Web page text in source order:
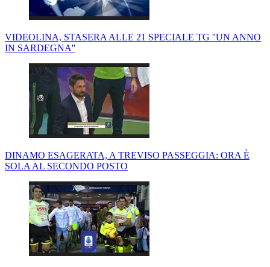
VIDEOLINA, STASERA ALLE 21 SPECIALE TG ''UN ANNO
IN SARDEGNA''
DINAMO ESAGERATA, A TREVISO PASSEGGIA: ORA È
SOLA AL SECONDO POSTO